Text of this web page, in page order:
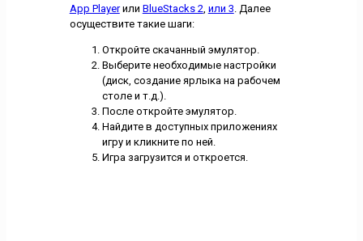
App Playerили BlueStacks 2 или 3 . Далее
осуществите такие шаги:
Откройте скачанный эмулятор.
Выберите необходимые настройки
(диск, создание ярлыка на рабочем
столе и т.д.).
После откройте эмулятор.
Найдите в доступных приложениях
игру и кликните по ней.
Игра загрузится и откроется.